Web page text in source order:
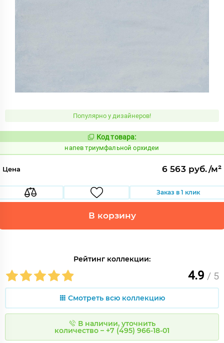
Популярно у дизайнеров!
Код:
1091189
Код товара:
напев триумфальной орхидеи
Цена 6 563 руб./м²
Заказ в 1 клик
В корзину
Рейтинг коллекции:
4.9 / 5
Смотреть всю коллекцию
В наличии, уточнить
количество – +7 (495) 966-18-01